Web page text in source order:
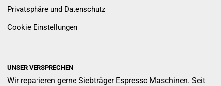
Privatsphäre und Datenschutz
Cookie Einstellungen
UNSER VERSPRECHEN
Wir reparieren gerne Siebträger Espresso Maschinen. Seit